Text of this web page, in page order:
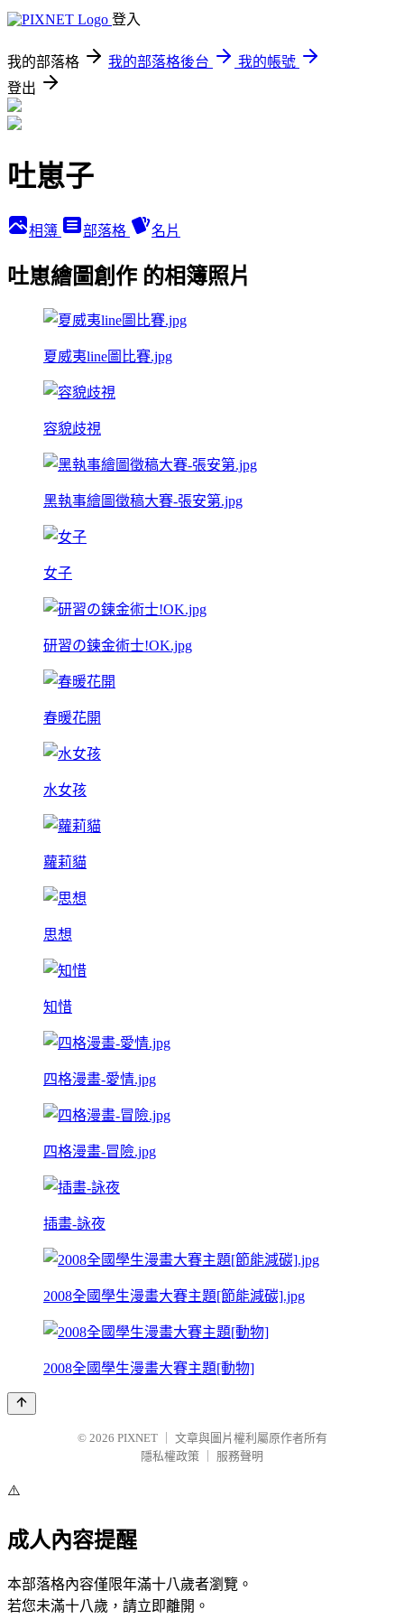
登入
我的部落格 我的部落格後台
我的帳號
登出
吐崽子
相簿 部落格 名片
吐崽繪圖創作 的相簿照片
夏威夷line圖比賽.jpg
容貌歧視
黑執事繪圖徵稿大賽-張安第.jpg
女子
研習の鍊金術士!OK.jpg
春暖花開
水女孩
蘿莉貓
思想
知惜
四格漫畫-愛情.jpg
四格漫畫-冒險.jpg
插畫-詠夜
2008全國學生漫畫大賽主題[節能減碳].jpg
2008全國學生漫畫大賽主題[動物]
© 2026 PIXNET
文章與圖片權利屬原作者所有
隱私權政策
服務聲明
⚠️
成人內容提醒
本部落格內容僅限年滿十八歲者瀏覽。
若您未滿十八歲，請立即離開。